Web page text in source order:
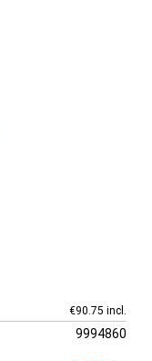
€90.75 incl.
9994860